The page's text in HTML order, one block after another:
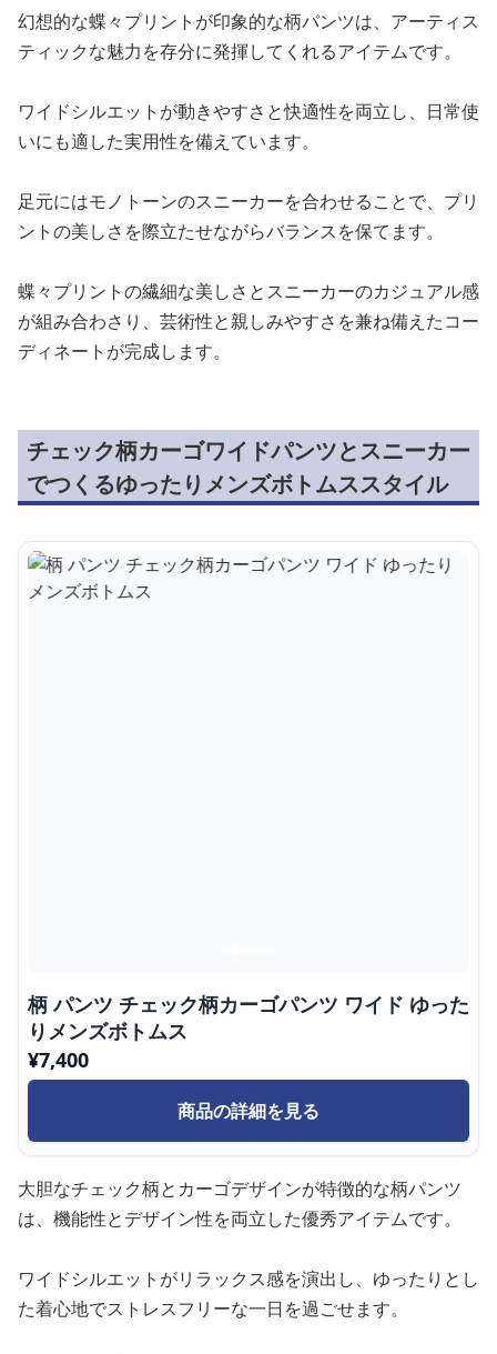
幻想的な蝶々プリントが印象的な柄パンツは、アーティス
ティックな魅力を存分に発揮してくれるアイテムです。
ワイドシルエットが動きやすさと快適性を両立し、日常使
いにも適した実用性を備えています。
足元にはモノトーンのスニーカーを合わせることで、プリ
ントの美しさを際立たせながらバランスを保てます。
蝶々プリントの繊細な美しさとスニーカーのカジュアル感
が組み合わさり、芸術性と親しみやすさを兼ね備えたコー
ディネートが完成します。
チェック柄カーゴワイドパンツとスニーカー
でつくるゆったりメンズボトムススタイル
柄 パンツ チェック柄カーゴパンツ ワイド ゆった
りメンズボトムス
¥7,400
商品の詳細を見る
大胆なチェック柄とカーゴデザインが特徴的な柄パンツ
は、機能性とデザイン性を両立した優秀アイテムです。
ワイドシルエットがリラックス感を演出し、ゆったりとし
た着心地でストレスフリーな一日を過ごせます。